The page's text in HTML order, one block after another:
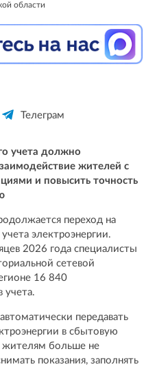
области
Телеграм
учета должно
жителей с
и повысить точность
переход на
электроэнергии.
2026 года специалисты
сетевой
16 840
учета.
передавать
в сбытовую
жителям больше не
показания, заполнять